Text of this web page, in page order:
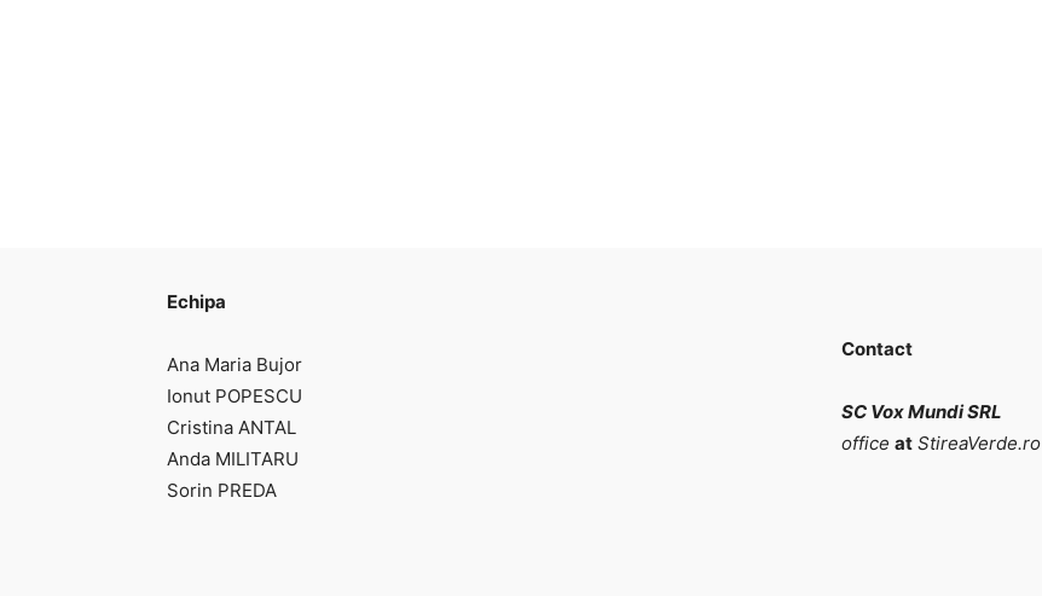
Echipa
Ana Maria Bujor
Ionut POPESCU
Cristina ANTAL
Anda MILITARU
Sorin PREDA
Contact
SC Vox Mundi SRL
office at StireaVerde.ro